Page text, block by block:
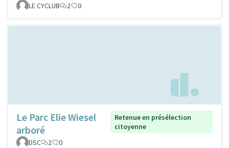
LE CYCLUB
2 0
Le Parc Elie Wiesel
arboré
Retenue en présélection
citoyenne
DSC
2 0